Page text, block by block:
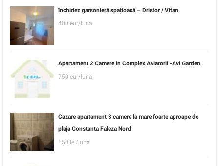
închiriez garsonieră spațioasă – Dristor / Vitan
400 eur/luna
Apartament 2 Camere in Complex Aviatorii -Avi Garden
750 eur/luna
Cazare apartament 3 camere la mare foarte aproape de
plaja Constanta Faleza Nord
550 lei/luna